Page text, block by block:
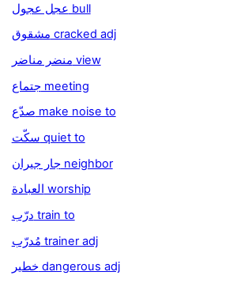
عجل عجول bull
مشقوق cracked adj
منضر مناضر view
جتماع meeting
صدّع make noise to
سكّت quiet to
جار جيران neighbor
العبادة worship
درّب train to
مُدرّب trainer adj
خطير dangerous adj